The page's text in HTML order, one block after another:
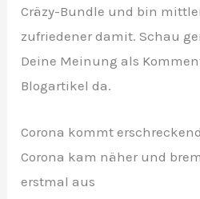
Cräzy-Bundle und bin
zufriedener damit. Schau
Deine Meinung als
Blogartikel da.
Corona kommt
Corona kam näher und
erstmal aus